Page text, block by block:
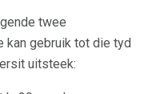
twee
kan gebruik tot die tyd
uitsteek: